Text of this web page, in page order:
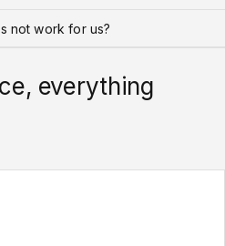
not work for us?
everything